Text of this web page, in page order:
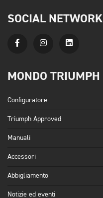
SOCIAL NETWORK
MONDO TRIUMPH
Configuratore
Triumph Approved
Manuali
Accessori
Abbigliamento
Notizie ed eventi